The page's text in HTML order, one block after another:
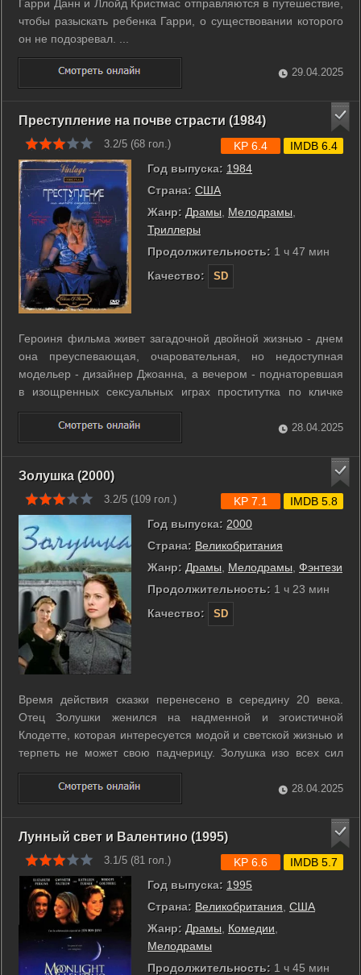
Гарри Данн и Ллойд Кристмас отправляются в путешествие,
чтобы разыскать ребенка Гарри, о существовании которого
он не подозревал. ...
29.04.2025
Преступление на почве страсти (1984)
3.2/5 (68 гол.)
Год выпуска: 1984
Страна: США
Жанр: Драмы, Мелодрамы,
Триллеры
Продолжительность: 1 ч 47 мин
Качество:
SD
KP 6.4 IMDB 6.4
Героиня фильма живет загадочной двойной жизнью - днем
она преуспевающая, очаровательная, но недоступная
модельер - дизайнер Джоанна, а вечером - поднаторевшая
в изощренных сексуальных играх проститутка по кличке
«Голубая китаянка», воплощение необузданного эротизма и
сексуальной раскованности. Однажды у «Голубой китаянки»
появляется новый клиент - ...
28.04.2025
Золушка (2000)
3.2/5 (109 гол.)
Год выпуска: 2000
Страна: Великобритания
Жанр: Драмы Мелодрамы Фэнтези
Продолжительность: 1 ч 23 мин
Качество:
SD
KP 7.1 IMDB 5.8
Время действия сказки перенесено в середину 20 века.
Отец Золушки женился на надменной и эгоистичной
Клодетте, которая интересуется модой и светской жизнью и
терпеть не может свою падчерицу. Золушка изо всех сил
терпит издевательства, чтобы жить в семье рядом с отцом.
Однажды местный «принц» - избалованный юнец из богатой
семьи решил устроить ...
28.04.2025
Лунный свет и Валентино (1995)
3.1/5 (81 гол.)
Год выпуска: 1995
Страна: Великобритания США
Жанр: Драмы Комедии
Мелодрамы
Продолжительность: 1 ч 45 мин
KP 6.6 IMDB 5.7